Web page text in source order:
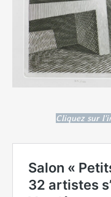
Cliquez sur